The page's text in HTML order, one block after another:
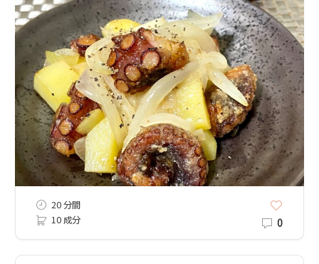
20 分間
10 成分
0